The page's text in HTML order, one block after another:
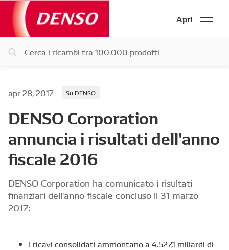
Apri
apr 28, 2017 Su DENSO
DENSO Corporation
annuncia i risultati dell'anno
fiscale 2016
DENSO Corporation ha comunicato i risultati
finanziari dell'anno fiscale concluso il 31 marzo
2017:
I ricavi consolidati ammontano a 4.527,1 miliardi di